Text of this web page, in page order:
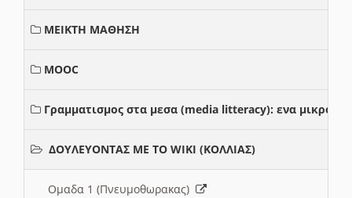
ΜΕΙΚΤΗ ΜΑΘΗΣΗ
MOOC
Γραμματισμος στα μεσα (media litteracy): ενα μικρο
ΔΟΥΛΕΥΟΝΤΑΣ ΜΕ ΤΟ WIKI (ΚΟΛΛΙΑΣ)
Ομαδα 1 (Πνευμοθωρακας)